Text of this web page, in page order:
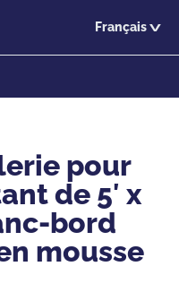
Français
pour
de 5′ x
bord
mousse